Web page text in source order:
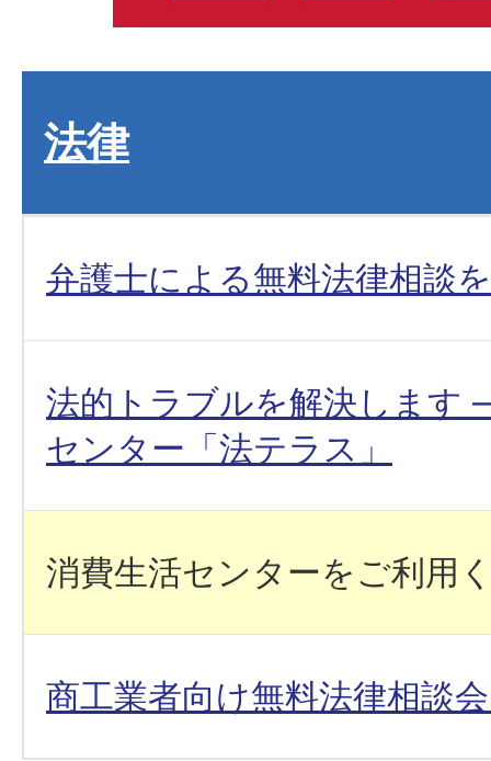
法律
弁護士による無料法律相談
法的トラブルを解決します
センター「法テラス」
消費生活センターをご利用
商工業者向け無料法律相談